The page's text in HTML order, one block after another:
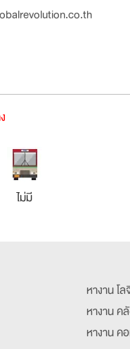
ไม่มี
หางาน โ
หางาน ค
หางาน ค